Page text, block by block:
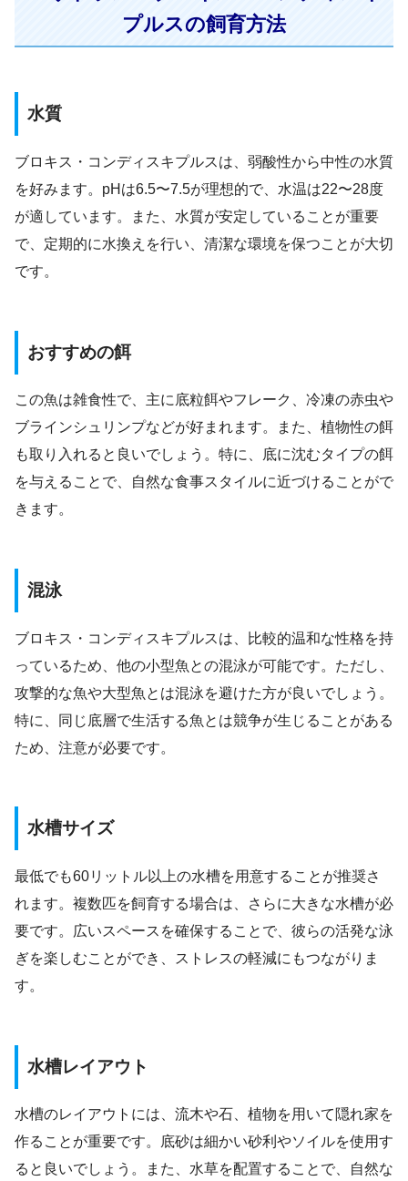
プルスの飼育方法
水質
ブロキス・コンディスキプルスは、弱酸性から中性の水質
を好みます。pHは6.5〜7.5が理想的で、水温は22〜28度
が適しています。また、水質が安定していることが重要
で、定期的に水換えを行い、清潔な環境を保つことが大切
です。
おすすめの餌
この魚は雑食性で、主に底粒餌やフレーク、冷凍の赤虫や
ブラインシュリンプなどが好まれます。また、植物性の餌
も取り入れると良いでしょう。特に、底に沈むタイプの餌
を与えることで、自然な食事スタイルに近づけることがで
きます。
混泳
ブロキス・コンディスキプルスは、比較的温和な性格を持
っているため、他の小型魚との混泳が可能です。ただし、
攻撃的な魚や大型魚とは混泳を避けた方が良いでしょう。
特に、同じ底層で生活する魚とは競争が生じることがある
ため、注意が必要です。
水槽サイズ
最低でも60リットル以上の水槽を用意することが推奨さ
れます。複数匹を飼育する場合は、さらに大きな水槽が必
要です。広いスペースを確保することで、彼らの活発な泳
ぎを楽しむことができ、ストレスの軽減にもつながりま
す。
水槽レイアウト
水槽のレイアウトには、流木や石、植物を用いて隠れ家を
作ることが重要です。底砂は細かい砂利やソイルを使用す
ると良いでしょう。また、水草を配置することで、自然な